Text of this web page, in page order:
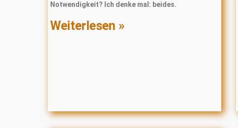
Notwendigkeit? Ich denke mal: beides.
Weiterlesen »